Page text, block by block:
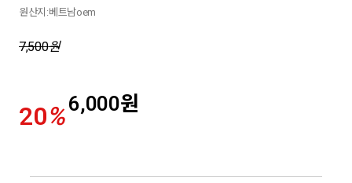
원산지:베트남oem
7,500원
20%6,000원